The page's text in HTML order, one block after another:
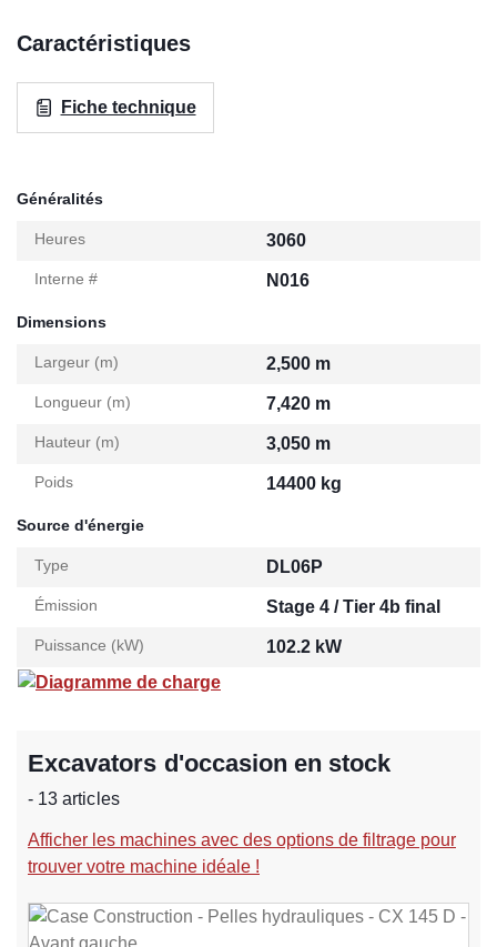
Caractéristiques
Fiche technique
Généralités
Heures 3060
Interne # N016
Dimensions
Largeur (m) 2,500 m
Longueur (m) 7,420 m
Hauteur (m) 3,050 m
Poids 14400 kg
Source d'énergie
Type DL06P
Émission Stage 4 / Tier 4b final
Puissance (kW)
102.2 kW
Diagramme de charge
Excavators d'occasion en stock
- 13 articles
Afficher les machines avec des options de filtrage pour
trouver votre machine idéale !